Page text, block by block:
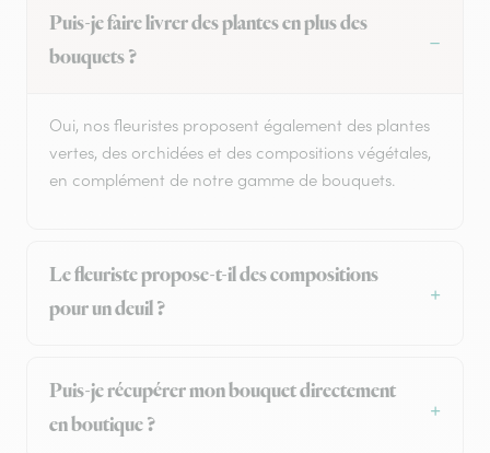
Puis-je faire livrer des plantes en plus des
bouquets ?
Oui, nos fleuristes proposent également des plantes
vertes, des orchidées et des compositions végétales,
en complément de notre gamme de bouquets.
Le fleuriste propose-t-il des compositions
pour un deuil ?
Puis-je récupérer mon bouquet directement
en boutique ?